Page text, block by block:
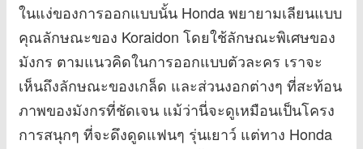
ในแง่ของการออกแบบนั้น Honda พยายามเลียนแบบ
คุณลักษณะของ Koraidon โดยใช้ลักษณะพิเศษของ
มังกร ตามแนวคิดในการออกแบบตัวละคร เราจะ
เห็นถึงลักษณะของเกล็ด และส่วนงอกต่างๆ ที่สะท้อน
ภาพของมังกรที่ชัดเจน แม้ว่านี่จะดูเหมือนเป็นโครง
การสนุกๆ ที่จะดึงดูดแฟนๆ รุ่นเยาว์ แต่ทาง Honda